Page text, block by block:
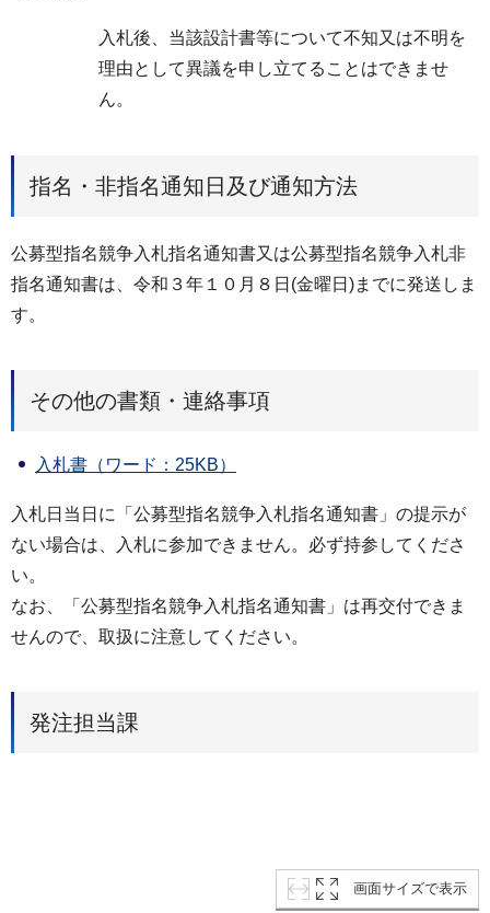
入札後、当該設計書等について不知又は不明を
理由として異議を申し立てることはできませ
ん。
指名・非指名通知日及び通知方法
公募型指名競争入札指名通知書又は公募型指名競争入札非
指名通知書は、令和３年１０月８日(金曜日)までに発送しま
す。
その他の書類・連絡事項
入札書（ワード：25KB）
入札日当日に「公募型指名競争入札指名通知書」の提示が
ない場合は、入札に参加できません。必ず持参してくださ
い。
なお、「公募型指名競争入札指名通知書」は再交付できま
せんので、取扱に注意してください。
発注担当課
画面サイズで表示